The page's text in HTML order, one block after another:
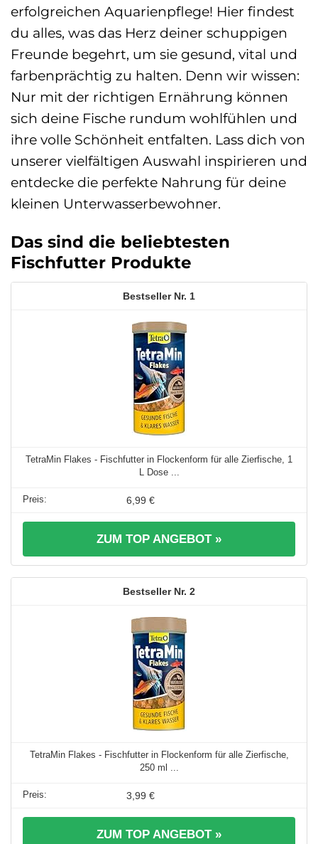
erfolgreichen Aquarienpflege! Hier findest
du alles, was das Herz deiner schuppigen
Freunde begehrt, um sie gesund, vital und
farbenprächtig zu halten. Denn wir wissen:
Nur mit der richtigen Ernährung können
sich deine Fische rundum wohlfühlen und
ihre volle Schönheit entfalten. Lass dich von
unserer vielfältigen Auswahl inspirieren und
entdecke die perfekte Nahrung für deine
kleinen Unterwasserbewohner.
Das sind die beliebtesten
Fischfutter Produkte
1
TetraMin Flakes - Fischfutter in Flockenform für alle Zierfische, 1
L Dose ...
6,99 €
ZUM TOP ANGEBOT »
2
TetraMin Flakes - Fischfutter in Flockenform für alle Zierfische,
250 ml ...
3,99 €
ZUM TOP ANGEBOT »